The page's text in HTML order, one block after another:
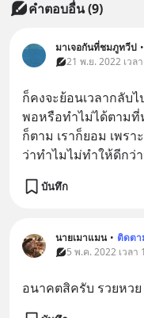
คำตอบอื่น(9)
มาเจอกันที่ชมภูทวีป •
21 พ.ย. 2022 เวล
ก็คงจะย้อนเวลากลับ
พอหรือทำไม่ได้ตามที่
ก็ตาม เราก็ยอม เพร
ว่าทำไมไม่ทำให้ดีกว่
บันทึก
นายเมาแมน • ติดตา
5 พ.ค. 2022 เวลา
อนาคตสิครับ รวยหว